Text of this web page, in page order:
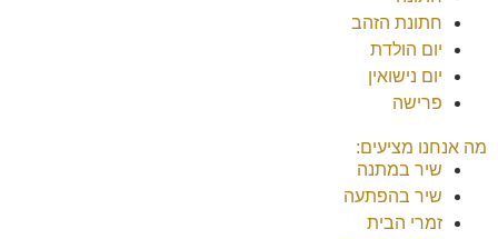
חתונת הזהב
יום הולדת
יום נישואין
פרישה
מה אנחנו מציעים:
שיר במתנה
שיר בהפתעה
זמרי הבית